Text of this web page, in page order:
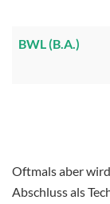
BWL (B.A.)
Oftmals aber
Abschluss als